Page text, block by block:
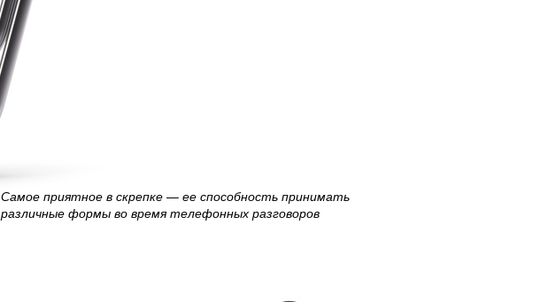
Самое приятное в скрепке — ее способность принимать
различные формы во время телефонных разговоров